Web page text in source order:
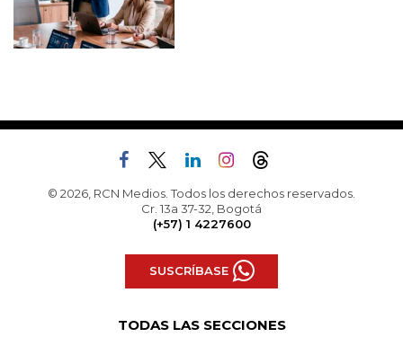
© 2026, RCN Medios. Todos los derechos reservados.
Cr. 13a 37-32, Bogotá
(+57) 1 4227600
SUSCRÍBASE
TODAS LAS SECCIONES